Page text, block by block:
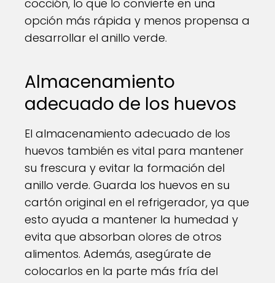
cocción, lo que lo convierte en una
opción más rápida y menos propensa a
desarrollar el anillo verde.
Almacenamiento
adecuado de los huevos
El almacenamiento adecuado de los
huevos también es vital para mantener
su frescura y evitar la formación del
anillo verde. Guarda los huevos en su
cartón original en el refrigerador, ya que
esto ayuda a mantener la humedad y
evita que absorban olores de otros
alimentos. Además, asegúrate de
colocarlos en la parte más fría del